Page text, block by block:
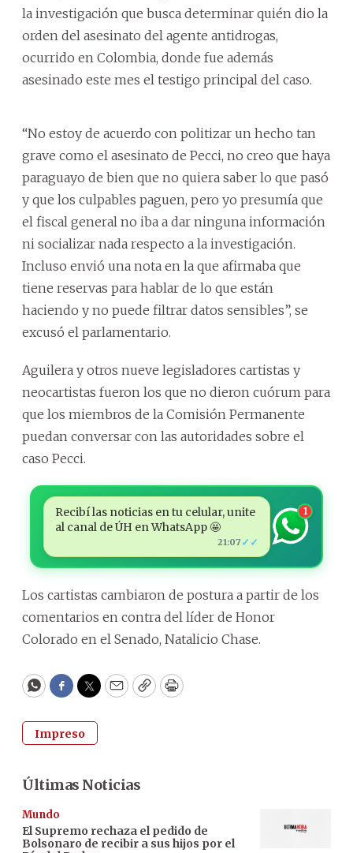
la investigación que busca determinar quién dio la
orden del asesinato del agente antidrogas,
ocurrido en Colombia, donde fue además
asesinado este mes el testigo principal del caso.
“No estoy de acuerdo con politizar un hecho tan
grave como el asesinato de Pecci, no creo que haya
paraguayo de bien que no quiera saber lo que pasó
y que los culpables paguen, pero yo presumía que
el fiscal general no iba a dar ninguna información
ni socializar nada respecto a la investigación.
Incluso envió una nota en la que afirmaba que
tiene reservas para hablar de lo que están
haciendo y no puede filtrar datos sensibles”, se
excusó el parlamentario.
Aguilera y otros nueve legisladores cartistas y
neocartistas fueron los que no dieron cuórum para
que los miembros de la Comisión Permanente
puedan conversar con las autoridades sobre el
caso Pecci.
Recibí las noticias en tu celular, unite
al canal de ÚH en WhatsApp 🤩
21:07 ✓✓
1
Los cartistas cambiaron de postura a partir de los
comentarios en contra del líder de Honor
Colorado en el Senado, Natalicio Chase.
WhatsApp
Facebook
Twitter
EmailCopyPrint
Impreso
Últimas Noticias
Mundo
El Supremo rechaza el pedido de
Bolsonaro de recibir a sus hijos por el